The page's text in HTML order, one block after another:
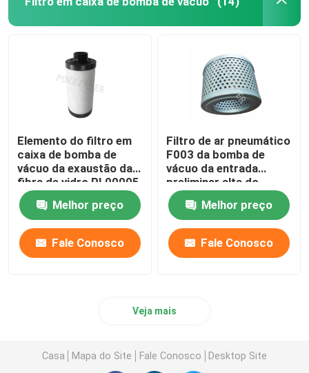
Elemento do filtro em
caixa de bomba de
vácuo da exaustão da
fibra de vidro PL00005
para a fábrica do
alimentoMelhor preço
Fale Conosco
Filtro de ar pneumático
F003 da bomba de
vácuo da entrada
preliminar alta do
mícron customizável
Melhor preço
Fale Conosco
Veja mais
Casa Mapa do Site Fale Conosco Desktop Site